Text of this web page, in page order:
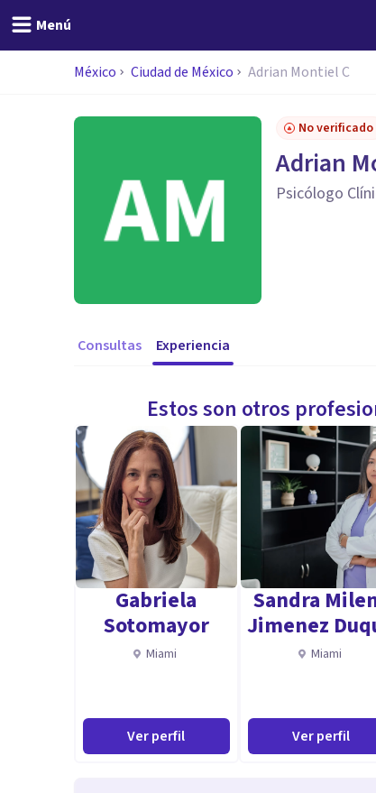
Menú
México Ciudad de México Adrian Montiel C
No verificado
Adrian
Psicólogo
Consultas Experiencia
Estos son otros
Gabriela
Sotomayor
Miami
Ver perfil
Sandra
Jimenez
Miami
Ver perfil